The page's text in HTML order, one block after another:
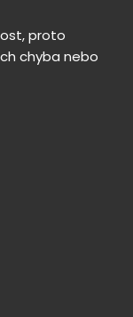
proto
chyba nebo